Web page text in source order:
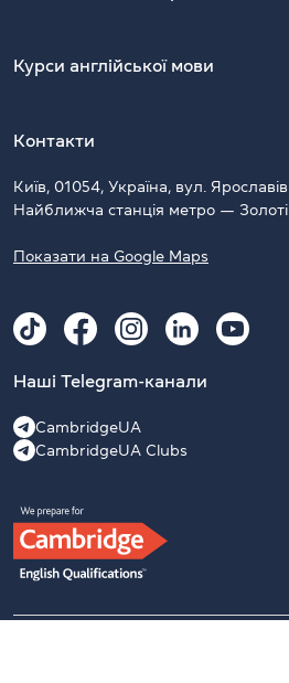
Курси англійської мови
Контакти
Київ, 01054, Україна, вул.
Найближча станція метро —
Показати на Google Maps
Наші Telegram-канали
CambridgeUA
CambridgeUA Clubs